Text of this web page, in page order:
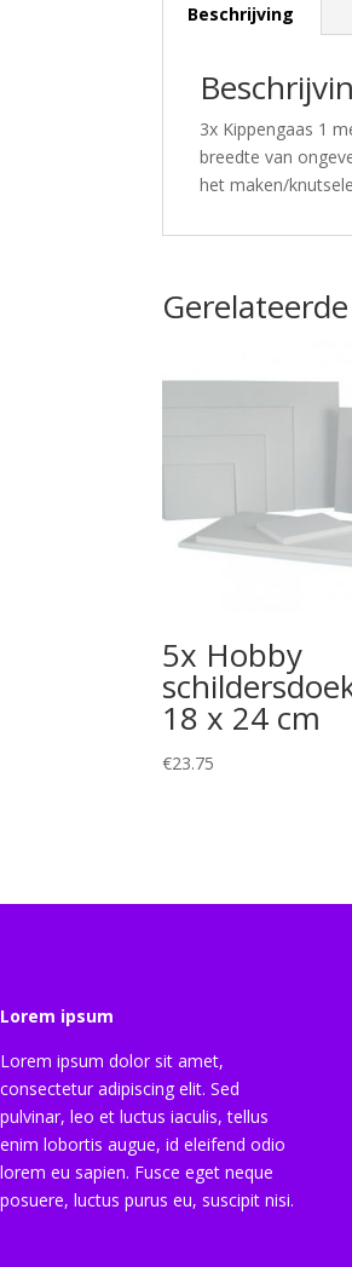
Beschrijving
3x Kippengaas 1
breedte van
het maken/
5x Hobby
18 x 24 cm
€23.75
Lorem ipsum
Lorem ipsum dolor sit amet,
consectetur adipiscing elit. Sed
pulvinar, leo et luctus iaculis, tellus
enim lobortis augue, id eleifend odio
lorem eu sapien. Fusce eget neque
posuere, luctus purus eu, suscipit nisi.